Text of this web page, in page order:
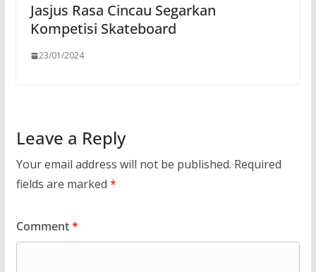
Jasjus Rasa Cincau Segarkan
Kompetisi Skateboard
23/01/2024
Leave a Reply
Your email address will not be published. Required
fields are marked *
Comment*